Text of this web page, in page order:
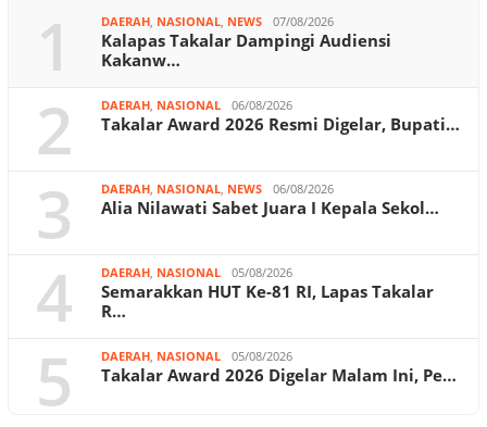
1 DAERAH, NASIONAL, NEWS 07/08/2026
Kalapas Takalar Dampingi Audiensi
Kakanw…
2 DAERAH, NASIONAL 06/08/2026
Takalar Award 2026 Resmi Digelar, Bupati…
3 DAERAH, NASIONAL, NEWS 06/08/2026
Alia Nilawati Sabet Juara I Kepala Sekol…
4 DAERAH, NASIONAL 05/08/2026
Semarakkan HUT Ke-81 RI, Lapas Takalar
R…
5 DAERAH, NASIONAL 05/08/2026
Takalar Award 2026 Digelar Malam Ini, Pe…